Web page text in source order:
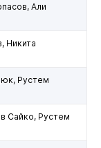
Али
Никита
Рустем
Сайко, Рустем